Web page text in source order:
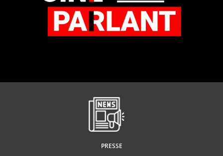
PRESSE